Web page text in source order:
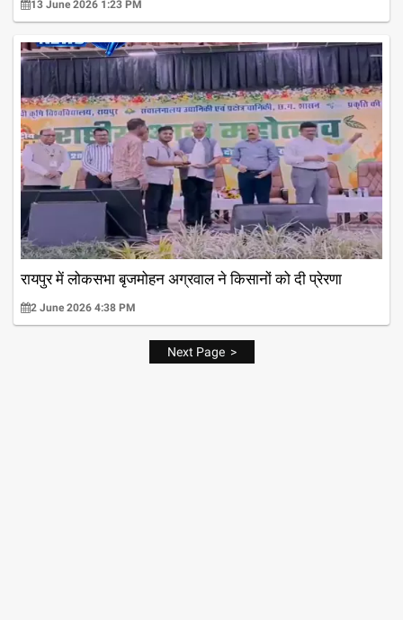
13 June 2026 1:23 PM
रायपुर में लोकसभा बृजमोहन अग्रवाल ने किसानों को दी प्रेरणा
2 June 2026 4:38 PM
Next Page >